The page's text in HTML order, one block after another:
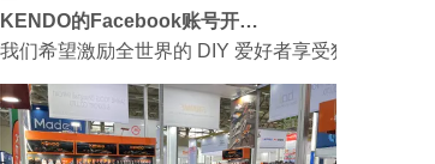
我们希望激励全世界的 DIY 爱好者享受独立承担